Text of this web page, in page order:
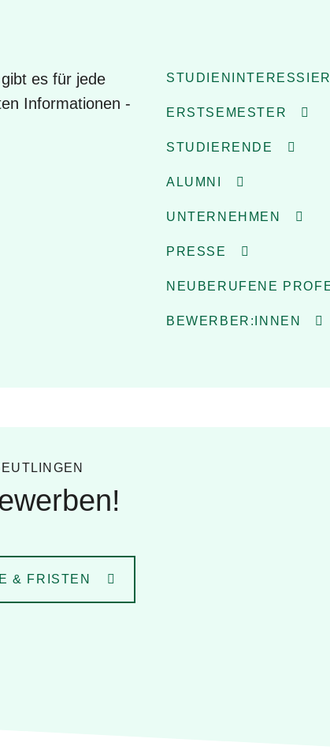
es für jede
Informationen -
ERSTSEMESTER
STUDIERENDE
ALUMNI
UNTERNEHMEN
PRESSE
NEUBERUFENE
BEWERBER:INNEN
& FRISTEN